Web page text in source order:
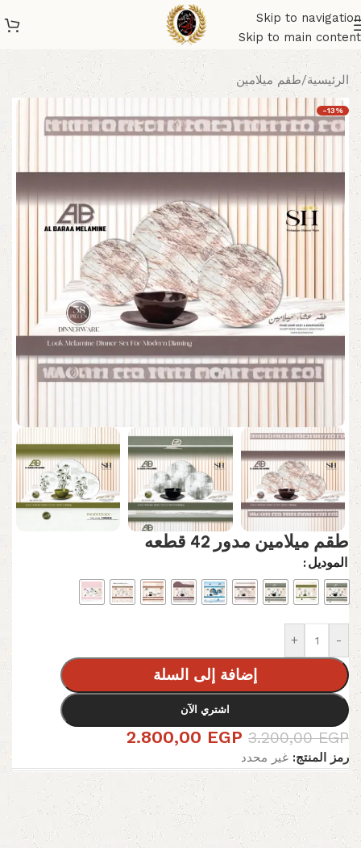
Skip to navigation
Skip to main content
الرئيسية/طقم ميلامين
-13%
طقم ميلامين مدور 42 قطعه
الموديل
-
+
إضافة إلى السلة
اشتري الآن
3.200,00EGP
2.800,00 EGP
رمز المنتج: غير محدد